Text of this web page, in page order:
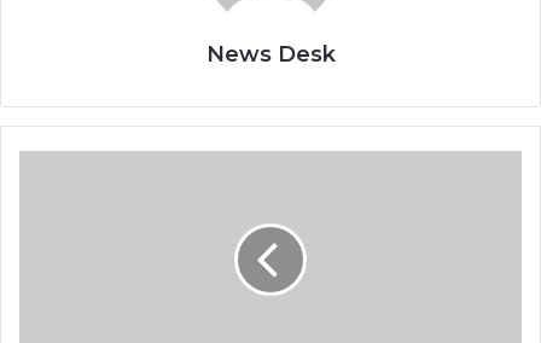
News Desk